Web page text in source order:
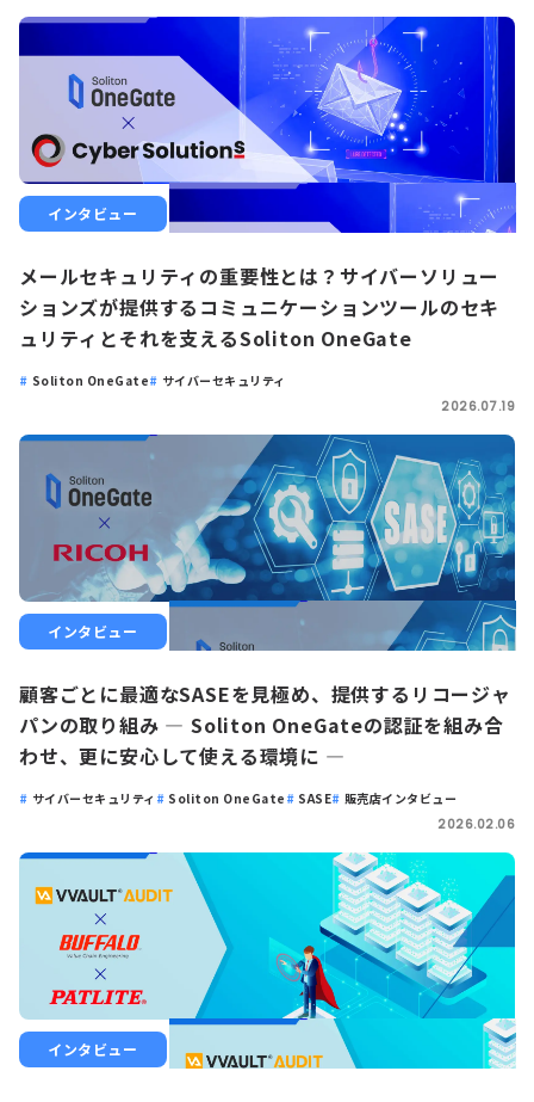
インタビュー
メールセキュリティの重要性とは？サイバーソリュー
ションズが提供するコミュニケーションツールのセキ
ュリティとそれを支えるSoliton OneGate
Soliton OneGate
サイバーセキュリティ
2026.07.19
インタビュー
顧客ごとに最適なSASEを見極め、提供するリコージャ
パンの取り組み ― Soliton OneGateの認証を組み合
わせ、更に安心して使える環境に ―
サイバーセキュリティ Soliton OneGate SASE
販売店インタビュー
2026.02.06
インタビュー